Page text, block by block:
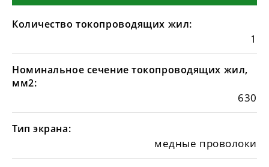
Количество токопроводящих жил:
1
Номинальное сечение токопроводящих жил,
мм2:
630
Тип экрана:
медные проволоки